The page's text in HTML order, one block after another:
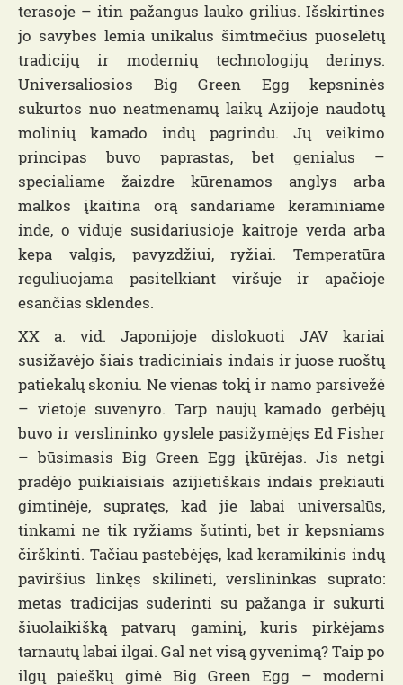
terasoje – itin pažangus lauko grilius. Išskirtines
jo savybes lemia unikalus šimtmečius puoselėtų
tradicijų ir modernių technologijų derinys.
Universaliosios Big Green Egg kepsninės
sukurtos nuo neatmenamų laikų Azijoje naudotų
molinių kamado indų pagrindu. Jų veikimo
principas buvo paprastas, bet genialus –
specialiame žaizdre kūrenamos anglys arba
malkos įkaitina orą sandariame keraminiame
inde, o viduje susidariusioje kaitroje verda arba
kepa valgis, pavyzdžiui, ryžiai. Temperatūra
reguliuojama pasitelkiant viršuje ir apačioje
esančias sklendes.
XX a. vid. Japonijoje dislokuoti JAV kariai
susižavėjo šiais tradiciniais indais ir juose ruoštų
patiekalų skoniu. Ne vienas tokį ir namo parsivežė
– vietoje suvenyro. Tarp naujų kamado gerbėjų
buvo ir verslininko gyslele pasižymėjęs Ed Fisher
– būsimasis Big Green Egg įkūrėjas. Jis netgi
pradėjo puikiaisiais azijietiškais indais prekiauti
gimtinėje, supratęs, kad jie labai universalūs,
tinkami ne tik ryžiams šutinti, bet ir kepsniams
čirškinti. Tačiau pastebėjęs, kad keramikinis indų
paviršius linkęs skilinėti, verslininkas suprato:
metas tradicijas suderinti su pažanga ir sukurti
šiuolaikišką patvarų gaminį, kuris pirkėjams
tarnautų labai ilgai. Gal net visą gyvenimą? Taip po
ilgų paieškų gimė Big Green Egg – moderni